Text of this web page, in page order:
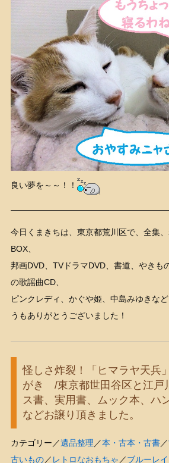
良い夢を～～！！
今日くまきちは、東京都荒川区で、全集
BOX、
邦画DVD、TVドラマDVD、書道、やきも
の歌謡曲CD、
ピンクレディ、かぐや姫、中島みゆきな
うもありがとうございました！
怪しさ炸裂！「ヒマラヤ天兵
がき /東京都世田谷区と江戸
ス書、実用書、ムック本、ハ
などお譲り頂きました。
カテゴリー／遺品整理 ／本・古本・古書／
古いもの／ レトロなおもちゃ ／ブルーレ